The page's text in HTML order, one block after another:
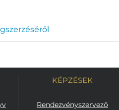
KÉPZÉSEK
Rendezvényszervező